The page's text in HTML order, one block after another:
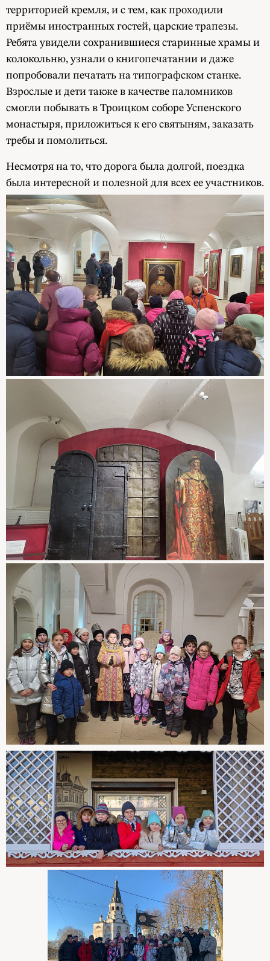
территорией кремля, и с тем, как проходили
приёмы иностранных гостей, царские трапезы.
Ребята увидели сохранившиеся старинные храмы и
колокольню, узнали о книгопечатании и даже
попробовали печатать на типографском станке.
Взрослые и дети также в качестве паломников
смогли побывать в Троицком соборе Успенского
монастыря, приложиться к его святыням, заказать
требы и помолиться.
Несмотря на то, что дорога была долгой, поездка
была интересной и полезной для всех ее участников.